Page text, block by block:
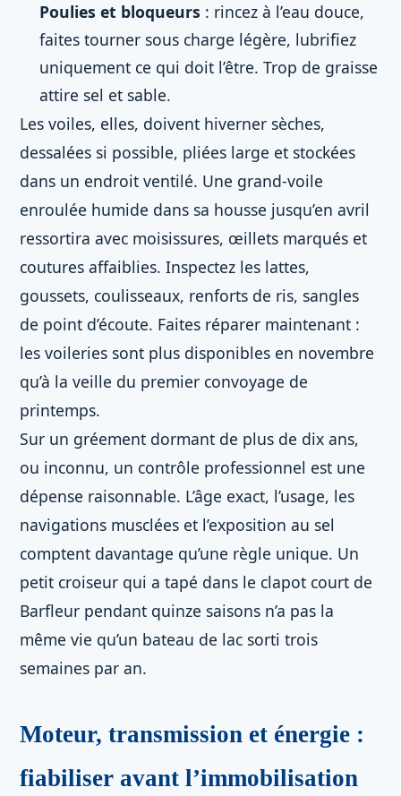
Poulies et bloqueurs : rincez à l’eau douce,
faites tourner sous charge légère, lubrifiez
uniquement ce qui doit l’être. Trop de graisse
attire sel et sable.
Les voiles, elles, doivent hiverner sèches,
dessalées si possible, pliées large et stockées
dans un endroit ventilé. Une grand-voile
enroulée humide dans sa housse jusqu’en avril
ressortira avec moisissures, œillets marqués et
coutures affaiblies. Inspectez les lattes,
goussets, coulisseaux, renforts de ris, sangles
de point d’écoute. Faites réparer maintenant :
les voileries sont plus disponibles en novembre
qu’à la veille du premier convoyage de
printemps.
Sur un gréement dormant de plus de dix ans,
ou inconnu, un contrôle professionnel est une
dépense raisonnable. L’âge exact, l’usage, les
navigations musclées et l’exposition au sel
comptent davantage qu’une règle unique. Un
petit croiseur qui a tapé dans le clapot court de
Barfleur pendant quinze saisons n’a pas la
même vie qu’un bateau de lac sorti trois
semaines par an.
Moteur, transmission et énergie :
fiabiliser avant l’immobilisation